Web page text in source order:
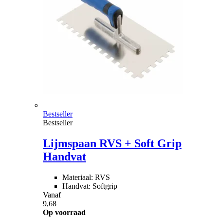
Bestseller
Bestseller
Lijmspaan RVS + Soft Grip
Handvat
Materiaal: RVS
Handvat: Softgrip
Vanaf
9,68
Op voorraad